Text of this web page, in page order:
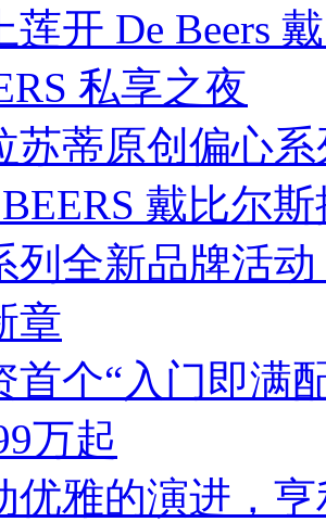
莲开 De Beers
私享之夜
苏蒂原创偏心
戴比尔
列全新品牌活
章
首个“入门即满
万起
优雅的演进，